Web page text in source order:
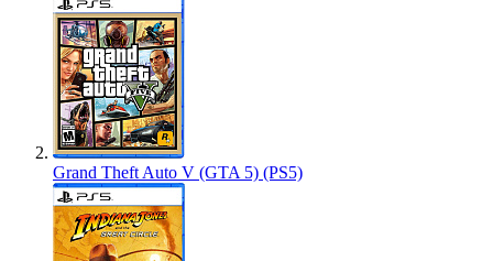
Grand Theft Auto V (GTA 5) (PS5)